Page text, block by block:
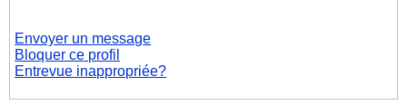
Envoyer un message
Bloquer ce profil
Entrevue inappropriée?